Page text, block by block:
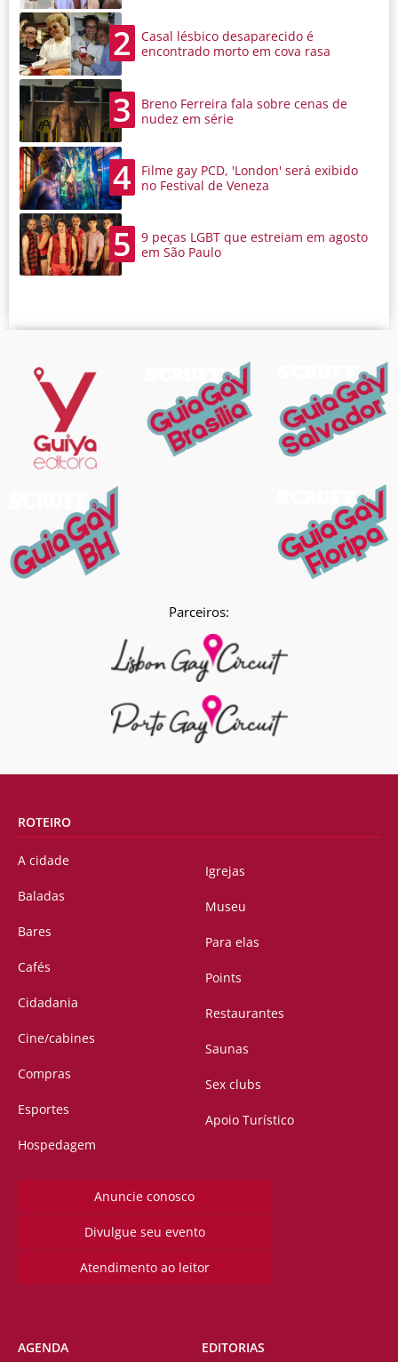
2
Casal lésbico desaparecido é
encontrado morto em cova rasa
3
Breno Ferreira fala sobre cenas de
nudez em série
4
Filme gay PCD, 'London' será exibido
no Festival de Veneza
5
9 peças LGBT que estreiam em agosto
em São Paulo
Parceiros:
ROTEIRO
A cidade
Baladas
Bares
Cafés
Cidadania
Cine/cabines
Compras
Esportes
Hospedagem
Igrejas
Museu
Para elas
Points
Restaurantes
Saunas
Sex clubs
Apoio Turístico
Anuncie conosco
Divulgue seu evento
Atendimento ao leitor
AGENDA EDITORIAS